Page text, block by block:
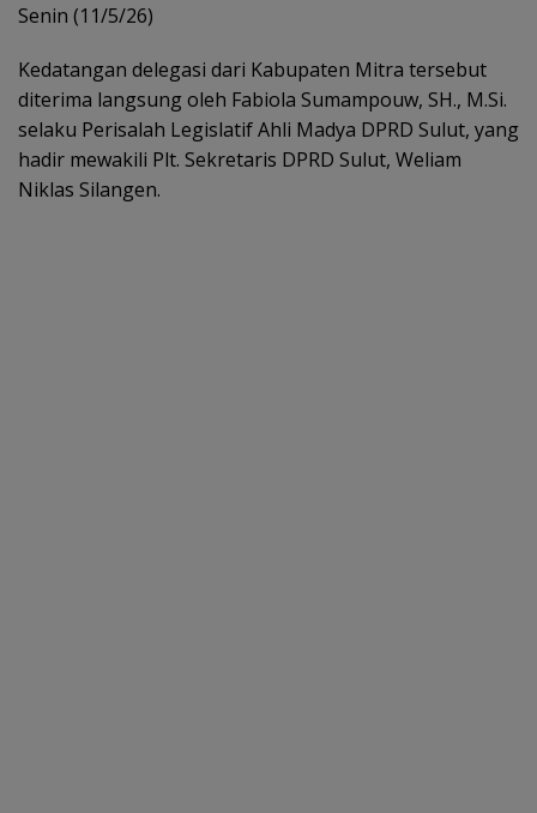
Senin (11/5/26)
Kedatangan delegasi dari Kabupaten Mitra tersebut
diterima langsung oleh Fabiola Sumampouw, SH., M.Si.
selaku Perisalah Legislatif Ahli Madya DPRD Sulut, yang
hadir mewakili Plt. Sekretaris DPRD Sulut, Weliam
Niklas Silangen.